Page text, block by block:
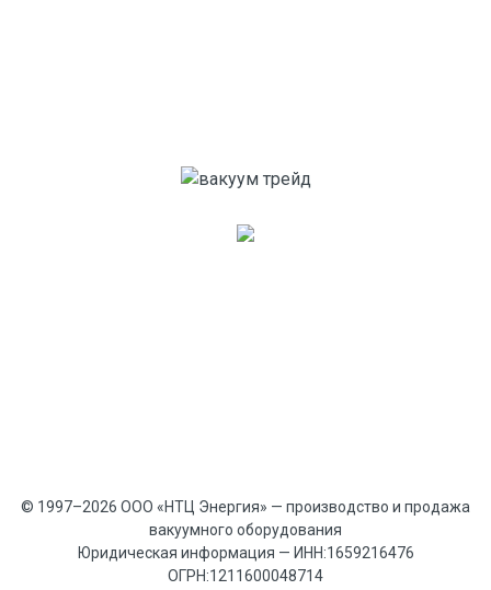
© 1997–2026 ООО «НТЦ Энергия» — производство и продажа
вакуумного оборудования
Юридическая информация — ИНН:1659216476
ОГРН:1211600048714